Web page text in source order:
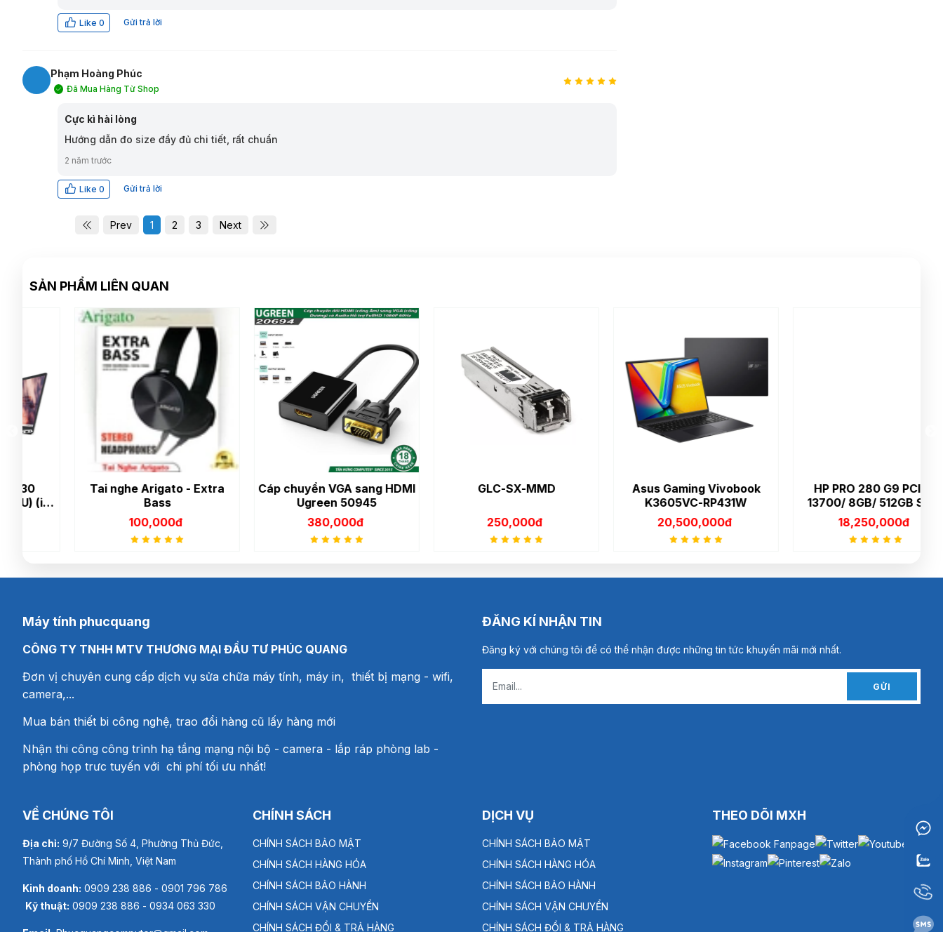
Like 0 Gửi trả lời
Phạm Hoàng Phúc
Đã Mua Hàng Từ Shop
Cực kì hài lòng
Hướng dẫn đo size đầy đủ chi tiết, rất chuẩn
2 năm trước
Like 0 Gửi trả lời
Prev 1 2 3 Next
SẢN PHẨM LIÊN QUAN
Tai nghe Arigato - Extra
100,000đ
Cáp chuyển VGA sang HDMI
Ugreen 50945
380,000đ
GLC-SX-MMD
250,000đ
Asus Gaming Vivobook
K3605VC-RP431W
20,500,000đ
HP PRO 280 G9 PCI I7-
13700/ 8GB/ 512GB SSD/
Win 11 Home
18,250,000đ
Máy tính phucquang
CÔNG TY TNHH MTV THƯƠNG MẠI ĐẦU TƯ PHÚC QUANG
Đơn vị chuyên cung cấp dịch vụ sửa chữa máy tính, máy in, thiết bị mạng - wifi,
camera,...
Mua bán thiết bi công nghệ, trao đổi hàng cũ lấy hàng mới
Nhận thi công công trình hạ tầng mạng nội bộ - camera - lắp ráp phòng lab -
phòng họp trưc tuyến với chi phí tối ưu nhất!
ĐĂNG KÍ NHẬN TIN
Đăng ký với chúng tôi để có thể nhận được những tin tức khuyến mãi mới nhất.
GỬI
VỀ CHÚNG TÔI
Địa chỉ: 9/7 Đường Số 4, Phường Thủ Đức,
Thành phố Hồ Chí Minh, Việt Nam
Kinh doanh: 0909 238 886 - 0901 796 786
Kỹ thuật: 0909 238 886 - 0934 063 330
CHÍNH SÁCH
CHÍNH SÁCH BẢO MẬT
CHÍNH SÁCH HÀNG HÓA
CHÍNH SÁCH BẢO HÀNH
CHÍNH SÁCH VẬN CHUYỂN
CHÍNH SÁCH ĐỔI & TRẢ HÀNG
DỊCH VỤ
CHÍNH SÁCH BẢO MẬT
CHÍNH SÁCH HÀNG HÓA
CHÍNH SÁCH BẢO HÀNH
CHÍNH SÁCH VẬN CHUYỂN
CHÍNH SÁCH ĐỔI & TRẢ HÀNG
THEO DÕI MXH